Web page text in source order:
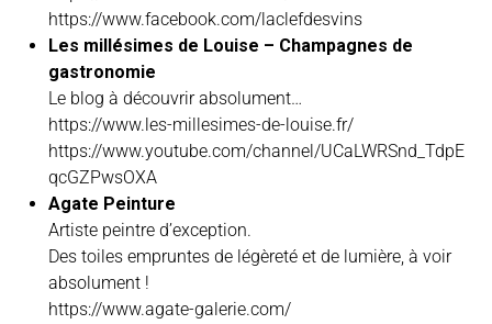
https://www.facebook.com/laclefdesvins
Les millésimes de Louise – Champagnes de
gastronomie
Le blog à découvrir absolument…
https://www.les-millesimes-de-louise.fr/
https://www.youtube.com/channel/UCaLWRSnd_TdpE
qcGZPwsOXA
Agate Peinture
Artiste peintre d’exception.
Des toiles empruntes de légèreté et de lumière, à voir
absolument !
https://www.agate-galerie.com/